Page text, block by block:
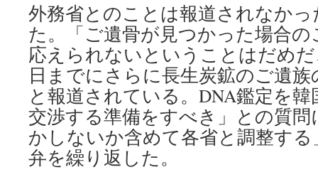
外務省とのことは報道されなか
た。「ご遺骨が見つかった場合
応えられないということはだめ
日までにさらに長生炭鉱のご遺
と報道されている。DNA鑑定を
交渉する準備をすべき」との質
かしないか含めて各省と調整す
弁を繰り返した。